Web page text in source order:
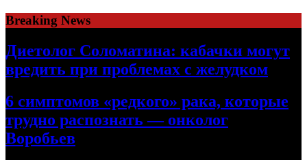
Skip
to
content
Breaking News
Диетолог Соломатина: кабачки могут
вредить при проблемах с желудком
6 симптомов «редкого» рака, которые
трудно распознать — онколог
Воробьев